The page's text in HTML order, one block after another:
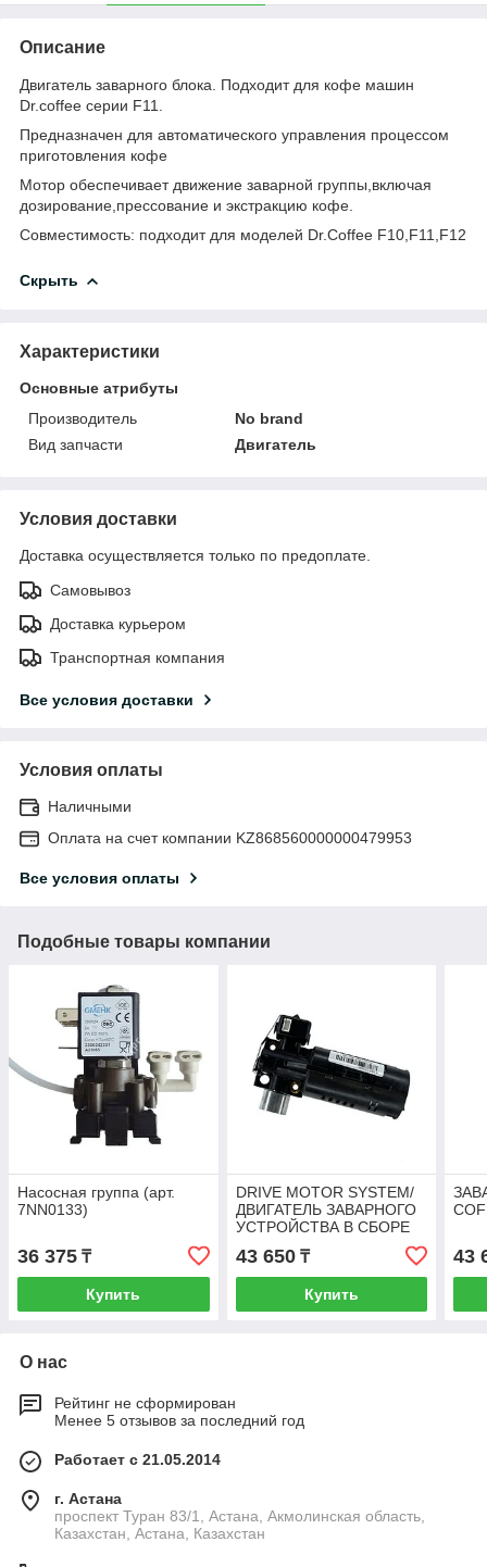
Описание
Двигатель заварного блока. Подходит для кофе машин
Dr.coffee серии F11.
Предназначен для автоматического управления процессом
приготовления кофе
Мотор обеспечивает движение заварной группы,включая
дозирование,прессование и экстракцию кофе.
Совместимость: подходит для моделей Dr.Coffee F10,F11,F12
Скрыть
Характеристики
Основные атрибуты
Производитель
No brand
Вид запчасти
Двигатель
Условия доставки
Доставка осуществляется только по предоплате.
Самовывоз
Доставка курьером
Транспортная компания
Все условия доставки
Условия оплаты
Наличными
Оплата на счет компании KZ868560000000479953
Все условия оплаты
Подобные товары компании
Насосная группа (арт.
7NN0133)
36 375 ₸
Купить
DRIVE MOTOR SYSTEM/
ДВИГАТЕЛЬ ЗАВАРНОГО
УСТРОЙСТВА В СБОРЕ
(7NN0225)
43 650₸
Купить
43
О нас
Рейтинг не сформирован
Менее 5 отзывов за последний год
Работает с 21.05.2014
г. Астана
проспект Туран 83/1, Астана, Акмолинская область,
Казахстан, Астана, Казахстан